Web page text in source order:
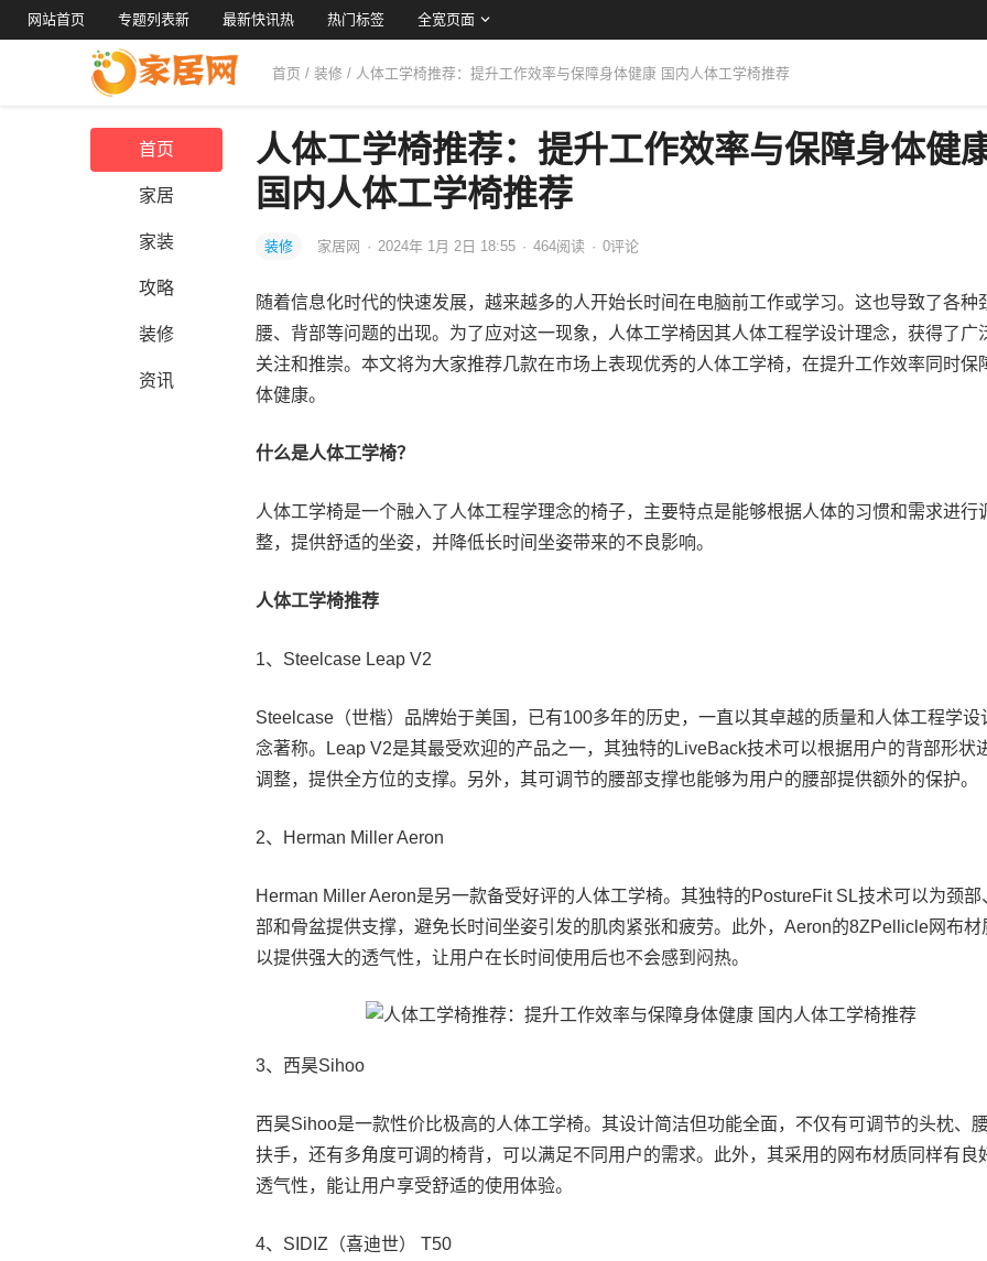
网站首页 专题列表新 最新快讯热 热门标签 全宽页面
首页 / 装修 / 人体工学椅推荐：提升工作效率与保障身体健康 国内人体工学椅推荐
首页
家居
家装
攻略
装修
资讯
人体工学椅推荐：提升工作效率与保障身体健
国内人体工学椅推荐
装修 家居网 · 2024年 1月 2日 18:55 · 464阅读 · 0评论
随着信息化时代的快速发展，越来越多的人开始长时间在电脑前工作或学习。这也导致了各种
腰、背部等问题的出现。为了应对这一现象，人体工学椅因其人体工程学设计理念，获得了广
关注和推崇。本文将为大家推荐几款在市场上表现优秀的人体工学椅，在提升工作效率同时保
体健康。
什么是人体工学椅？
人体工学椅是一个融入了人体工程学理念的椅子，主要特点是能够根据人体的习惯和需求进行
整，提供舒适的坐姿，并降低长时间坐姿带来的不良影响。
人体工学椅推荐
1、Steelcase Leap V2
Steelcase（世楷）品牌始于美国，已有100多年的历史，一直以其卓越的质量和人体工程学设
念著称。Leap V2是其最受欢迎的产品之一，其独特的LiveBack技术可以根据用户的背部形状
调整，提供全方位的支撑。另外，其可调节的腰部支撑也能够为用户的腰部提供额外的保护。
2、Herman Miller Aeron
Herman Miller Aeron是另一款备受好评的人体工学椅。其独特的PostureFit SL技术可以为颈部
部和骨盆提供支撑，避免长时间坐姿引发的肌肉紧张和疲劳。此外，Aeron的8ZPellicle网布材
以提供强大的透气性，让用户在长时间使用后也不会感到闷热。
3、西昊Sihoo
西昊Sihoo是一款性价比极高的人体工学椅。其设计简洁但功能全面，不仅有可调节的头枕、
扶手，还有多角度可调的椅背，可以满足不同用户的需求。此外，其采用的网布材质同样有良
透气性，能让用户享受舒适的使用体验。
4、SIDIZ（喜迪世） T50